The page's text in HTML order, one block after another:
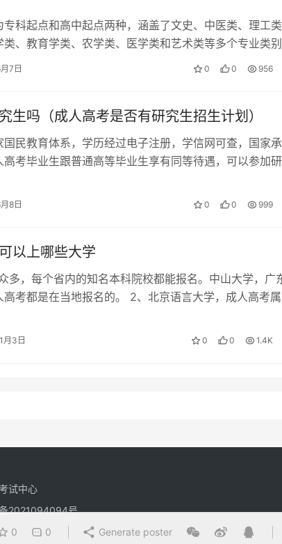
0 0 Generate poster
科起点和高中起点两种，涵盖了文史、中医类、理工类
、教育学类、农学类、医学类和艺术类等多个专业类别
有针对性地复习，成考并不难…
7日 0 0 956
生吗（成人高考是否有研究生招生计划）
国民教育体系，学历经过电子注册，学信网可查，国家
考毕业生跟普通高等毕业生享有同等待遇，可以参加研
8日 0 0 999
以上哪些大学
多，每个省内的知名本科院校都能报名。中山大学，广
考都是在当地报名的。 2、北京语言大学，成人高考属
月3日 0 0 1.4K
试中心
2021094094号